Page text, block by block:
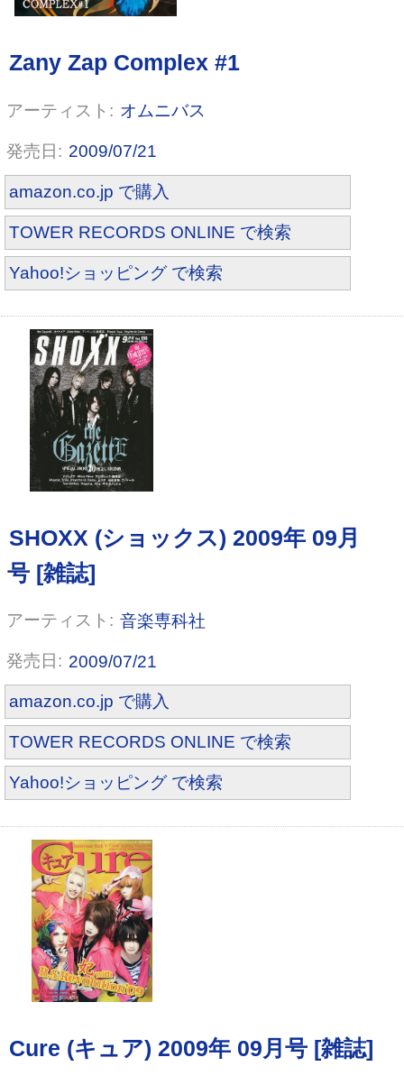
オムニバス
2009/07/21
amazon.co.jp で購入
TOWER RECORDS ONLINE で検索
Yahoo!ショッピング で検索
音楽専科社
2009/07/21
amazon.co.jp で購入
TOWER RECORDS ONLINE で検索
Yahoo!ショッピング で検索
Loudly Riot